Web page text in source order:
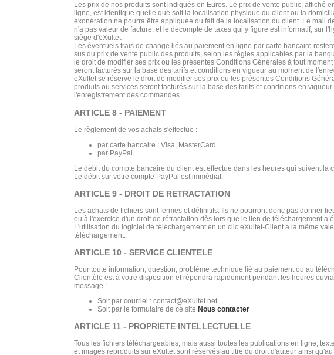
Les prix de nos produits sont indiqués en Euros. Le prix de vente public, affiché
ligne, est identique quelle que soit la localisation physique du client ou la
exonération ne pourra être appliquée du fait de la localisation du client. Le mail
n'a pas valeur de facture, et le décompte de taxes qui y figure est informatif, sur
siège d'eXultet.
Les éventuels frais de change liés au paiement en ligne par carte bancaire
sus du prix de vente public des produits, selon les règles applicables par la
le droit de modifier ses prix ou les présentes Conditions Générales à tout
seront facturés sur la base des tarifs et conditions en vigueur au moment de
eXultet se réserve le droit de modifier ses prix ou les présentes Conditions
produits ou services seront facturés sur la base des tarifs et conditions en vigueur
l'enregistrement des commandes.
ARTICLE 8 - PAIEMENT
Le règlement de vos achats s'effectue :
par carte bancaire : Visa, MasterCard
par PayPal
Le débit du compte bancaire du client est effectué dans les heures qui suivent la
Le débit sur votre compte PayPal est immédiat.
ARTICLE 9 - DROIT DE RETRACTATION
Les achats de fichiers sont fermes et définitifs. Ils ne pourront donc pas donner
ou à l'exercice d'un droit de rétractation dès lors que le lien de téléchargement a
L'utilisation du logiciel de téléchargement en un clic eXultet-Client a la même
téléchargement.
ARTICLE 10 - SERVICE CLIENTELE
Pour toute information, question, problème technique lié au paiement ou au
Clientèle est à votre disposition et répondra rapidement pendant les heures
message :
Soit par courriel : contact@eXultet.net
Soit par le formulaire de ce site Nous contacter
ARTICLE 11 - PROPRIETE INTELLECTUELLE
Tous les fichiers téléchargeables, mais aussi toutes les publications en ligne,
et images reproduits sur eXultet sont réservés au titre du droit d'auteur ainsi